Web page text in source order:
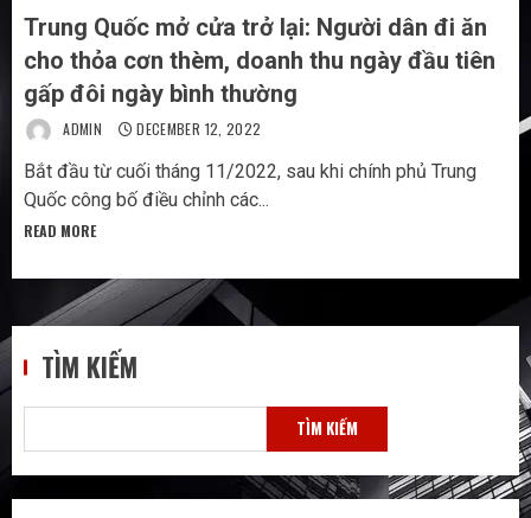
Trung Quốc mở cửa trở lại: Người dân đi ăn
cho thỏa cơn thèm, doanh thu ngày đầu tiên
gấp đôi ngày bình thường
ADMIN DECEMBER 12, 2022
Bắt đầu từ cuối tháng 11/2022, sau khi chính phủ Trung
Quốc công bố điều chỉnh các...
READ MORE
TÌM KIẾM
TÌM KIẾM